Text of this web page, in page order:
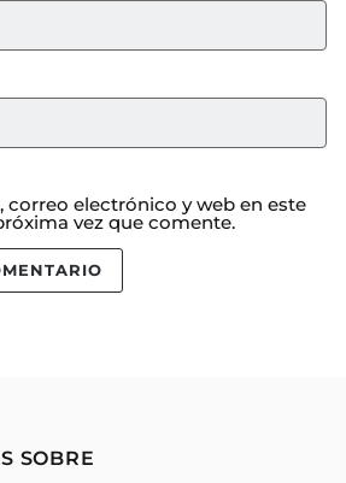
correo electrónico y web en este
vez que comente.
SOBRE